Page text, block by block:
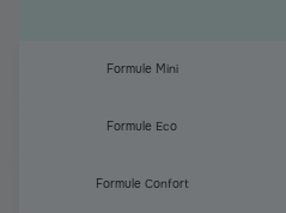
Formule Mini
Formule Eco
Formule Confort